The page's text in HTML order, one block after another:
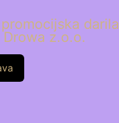
darila
z.o.o.